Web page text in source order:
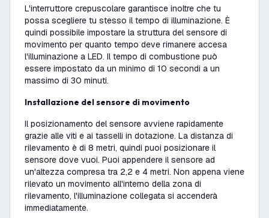
L'interruttore crepuscolare garantisce inoltre che tu
possa scegliere tu stesso il tempo di illuminazione. È
quindi possibile impostare la struttura del sensore di
movimento per quanto tempo deve rimanere accesa
l'illuminazione a LED. Il tempo di combustione può
essere impostato da un minimo di 10 secondi a un
massimo di 30 minuti.
Installazione del sensore di movimento
Il posizionamento del sensore avviene rapidamente
grazie alle viti e ai tasselli in dotazione. La distanza di
rilevamento è di 8 metri, quindi puoi posizionare il
sensore dove vuoi. Puoi appendere il sensore ad
un'altezza compresa tra 2,2 e 4 metri. Non appena viene
rilevato un movimento all'interno della zona di
rilevamento, l'illuminazione collegata si accenderà
immediatamente.